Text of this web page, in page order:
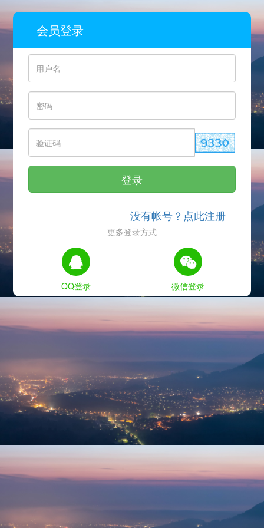
会员登录
登录
没有帐号？点此注册
更多登录方式
QQ登录 微信登录